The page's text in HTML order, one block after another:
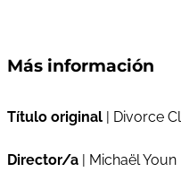
Más información
Título original | Divorce
Director/a | Michaël Youn